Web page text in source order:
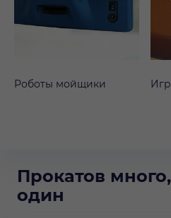
Роботы мойщики
Прокатов
один